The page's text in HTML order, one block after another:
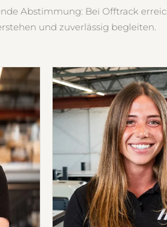
Abstimmung: Bei Offtrack
und zuverlässig begleiten.